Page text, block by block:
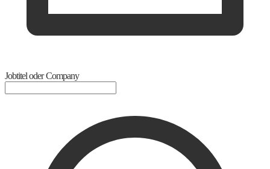
Jobtitel oder Company